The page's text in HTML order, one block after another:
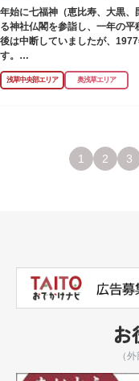
年始に七福神（恵比寿、大黒
る神社仏閣を参詣し、一年の
後は中断していましたが、
す。
浅草名所七福神の特徴は福禄寿
るところ。九は数の究み、鳩
江戸文化発祥の地といわれる
に名所・旧跡があります。七
浅草中央部エリア 奥浅草エリア
1 2 3
お
（